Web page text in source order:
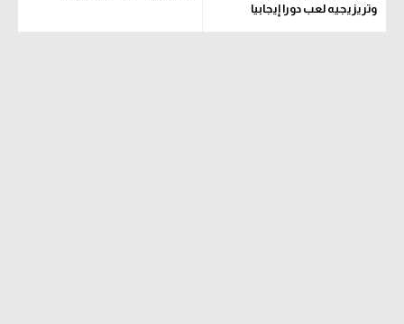
وتريزيجيه لعب دورا إيجابيا